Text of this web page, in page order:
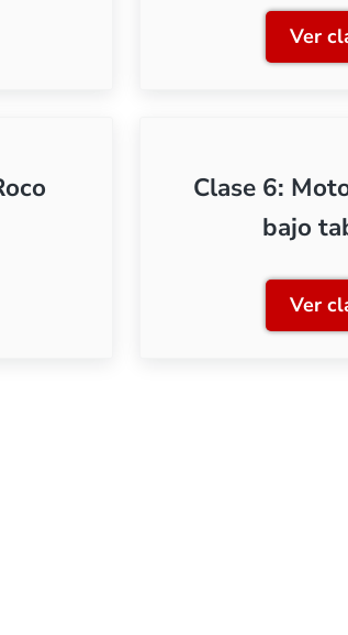
Rocoline sin balasto (H0)
Ver
Roco complejos
Clase 6:
bajo
Ver